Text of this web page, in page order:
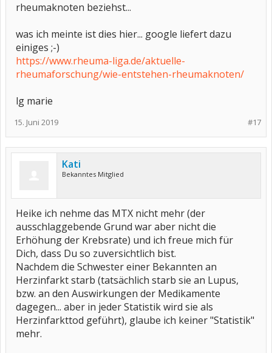
rheumaknoten beziehst...
was ich meinte ist dies hier... google liefert dazu
einiges ;-)
https://www.rheuma-liga.de/aktuelle-
rheumaforschung/wie-entstehen-rheumaknoten/
lg marie
#17
15. Juni 2019
Kati
Bekanntes Mitglied
Heike ich nehme das MTX nicht mehr (der
ausschlaggebende Grund war aber nicht die
Erhöhung der Krebsrate) und ich freue mich für
Dich, dass Du so zuversichtlich bist.
Nachdem die Schwester einer Bekannten an
Herzinfarkt starb (tatsächlich starb sie an Lupus,
bzw. an den Auswirkungen der Medikamente
dagegen... aber in jeder Statistik wird sie als
Herzinfarkttod geführt), glaube ich keiner "Statistik"
mehr.